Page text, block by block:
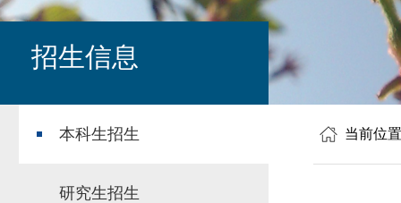
招生信息
本科生招生
研究生招生
当前位